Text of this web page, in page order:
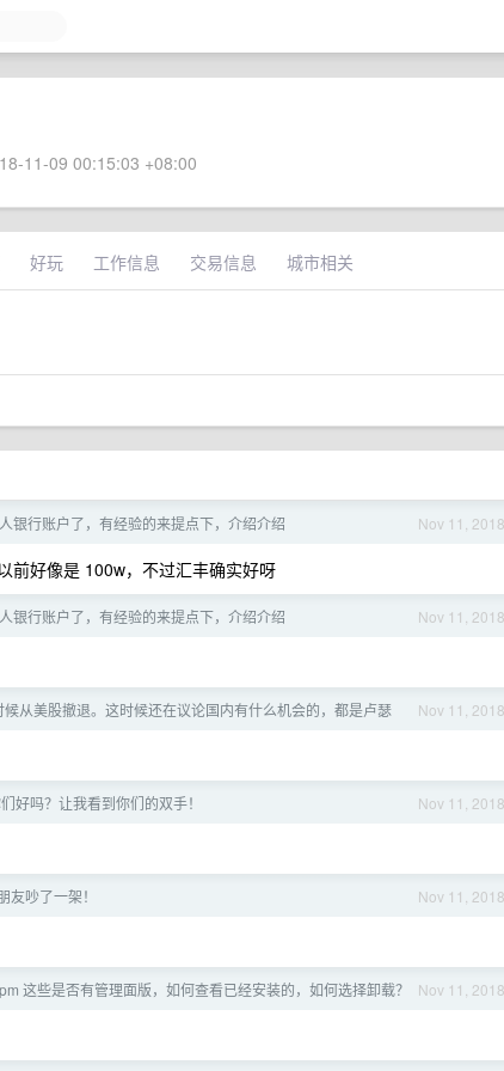
11-09 00:15:03 +08:00
好玩 工作信息 交易信息 城市相关
Nov 11, 2018
银行账户了，有经验的来提点下，介绍介绍
前好像是 100w，不过汇丰确实好呀
Nov 11, 2018
银行账户了，有经验的来提点下，介绍介绍
Nov 11, 2018
从美股撤退。这时候还在议论国内有什么机会的，都是卢瑟
Nov 11, 2018
好吗？让我看到你们的双手！
Nov 11, 2018
友吵了一架！
Nov 11, 2018
这些是否有管理面版，如何查看已经安装的，如何选择卸载？